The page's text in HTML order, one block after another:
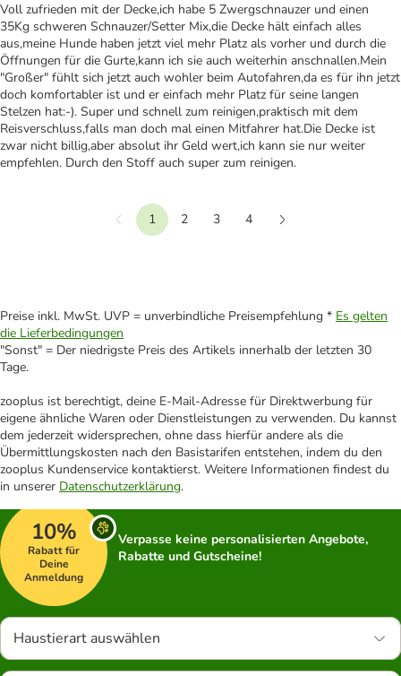
Voll zufrieden mit der Decke,ich habe 5 Zwergschnauzer und einen
35Kg schweren Schnauzer/Setter Mix,die Decke hält einfach alles
aus,meine Hunde haben jetzt viel mehr Platz als vorher und durch die
Öffnungen für die Gurte,kann ich sie auch weiterhin anschnallen.Mein
"Großer" fühlt sich jetzt auch wohler beim Autofahren,da es für ihn jetzt
doch komfortabler ist und er einfach mehr Platz für seine langen
Stelzen hat:-). Super und schnell zum reinigen,praktisch mit dem
Reisverschluss,falls man doch mal einen Mitfahrer hat.Die Decke ist
zwar nicht billig,aber absolut ihr Geld wert,ich kann sie nur weiter
empfehlen. Durch den Stoff auch super zum reinigen.
Vorherige
1 2 3
4
Preise inkl. MwSt. UVP = unverbindliche Preisempfehlung * Es gelten
die Lieferbedingungen
"Sonst" = Der niedrigste Preis des Artikels innerhalb der letzten 30
Tage.
zooplus ist berechtigt, deine E-Mail-Adresse für Direktwerbung für
eigene ähnliche Waren oder Dienstleistungen zu verwenden. Du kannst
dem jederzeit widersprechen, ohne dass hierfür andere als die
Übermittlungskosten nach den Basistarifen entstehen, indem du den
zooplus Kundenservice kontaktierst. Weitere Informationen findest du
in unserer Datenschutzerklärung.
10%
Rabatt für
Deine
Anmeldung
Verpasse keine personalisierten Angebote,
Rabatte und Gutscheine!
Haustierart auswählen